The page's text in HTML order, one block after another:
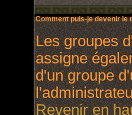
Comment puis-je devenir le
Les groupes
assigne
d'un groupe
Revenir en